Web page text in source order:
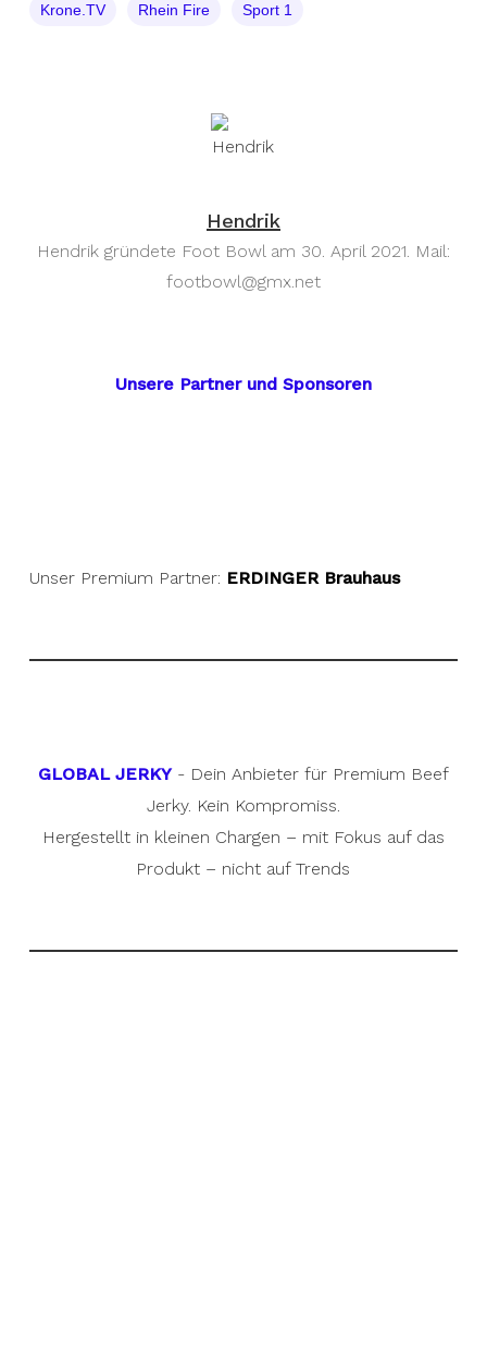
Krone.TV Rhein Fire Sport 1
Hendrik
Hendrik gründete Foot Bowl am 30. April 2021. Mail:
footbowl@gmx.net
Unsere Partner und Sponsoren
Unser Premium Partner: ERDINGER Brauhaus
GLOBAL JERKY- Dein Anbieter für Premium Beef
Jerky. Kein Kompromiss.
Hergestellt in kleinen Chargen – mit Fokus auf das
Produkt – nicht auf Trends